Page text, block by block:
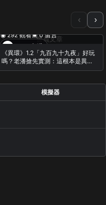
‹ ›
會員文章
Game老潘
◉ 292 觀看▣ 0 留言
《異環》1.2「九百九十九夜」好玩
嗎？老潘搶先實測：這根本是異環
版刷寶割草遊戲！
模擬器